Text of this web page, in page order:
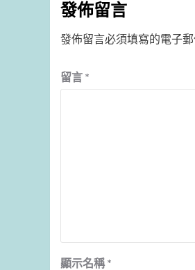
發佈留言
發佈留言必須填寫的電子
留言 *
顯示名稱 *